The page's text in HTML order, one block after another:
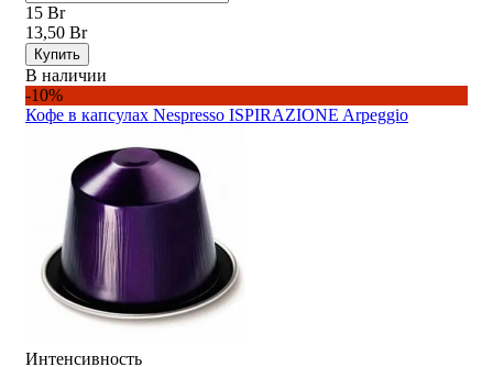
15 Br
13,50 Br
Купить
В наличии
-10%
Кофе в капсулах Nespresso ISPIRAZIONE Arpeggio
Интенсивность